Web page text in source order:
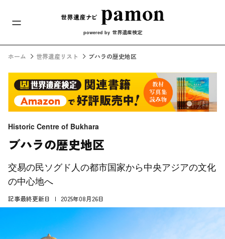
メインナビ
powered by 世界遺産検定
ホーム 世界遺産リスト ブハラの歴史地区
Historic Centre of Bukhara
ブハラの歴史地区
交易の民ソグド人の都市国家から中央アジアの文化
の中心地へ
記事最終更新日 2025年08月26日